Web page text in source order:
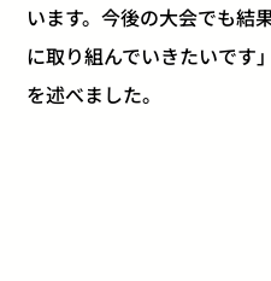
います。今後の大会でも結
に取り組んでいきたいです
を述べました。